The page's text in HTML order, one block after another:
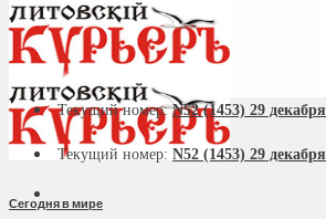
Текущий номер:N52 (1453) 29 декабря
Текущий номер: N52 (1453) 29 декабря
Сегодня в мире